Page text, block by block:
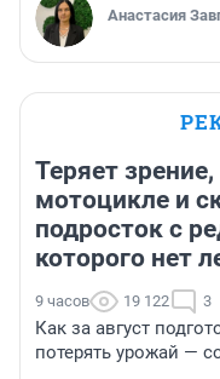
Анастасия
Теряет
мотоцикле и
подросток с
которого нет
9 часов 19 122 3
Как за август
потерять урожай —